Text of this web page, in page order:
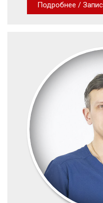
Подробнее /